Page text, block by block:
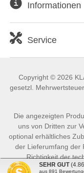
Informationen
Service
Copyright © 2026
gesetzl.
Die angezeigten
uns von Dritten zur
optional erhältliches
der Lieferumfang der
Richtigkeit der
SEHR GUT
aus 891